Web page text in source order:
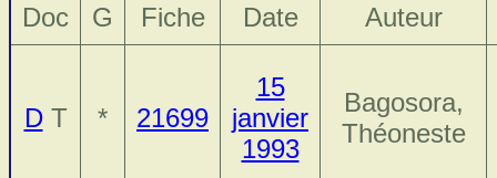
Doc G Fiche Date Auteur
DT * 21699
15
janvier
1993
Bagosora,
Théoneste